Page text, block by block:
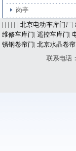
岗亭
| | | | | | 北京电动车库门厂|
维修车库门| 遥控车库门|
锈钢卷帘门| 北京水晶卷
联系电话